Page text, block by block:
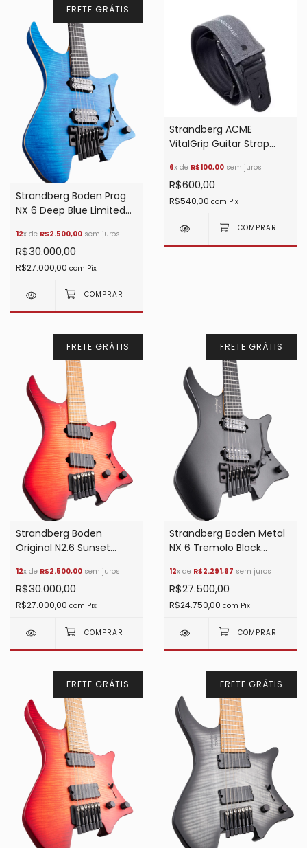
FRETE GRÁTIS
Strandberg Boden Prog
NX 6 Deep Blue Limited
12x de R$2.500,00 sem juros
R$30.000,00
R$27.000,00 com Pix
Strandberg ACME
VitalGrip Guitar Strap
6x de R$100,00 sem juros
R$600,00
R$540,00 com Pix
FRETE GRÁTIS
Strandberg Boden
Original N2.6 Sunset
12x de R$2.500,00 sem juros
R$30.000,00
R$27.000,00 com Pix
FRETE GRÁTIS
Strandberg Boden Metal
NX 6 Tremolo Black
12x de R$2.291,67 sem juros
R$27.500,00
R$24.750,00 com Pix
FRETE GRÁTIS FRETE GRÁTIS